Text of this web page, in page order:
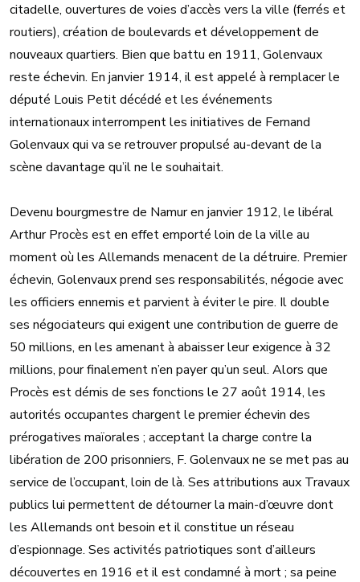
citadelle, ouvertures de voies d’accès vers la ville (ferrés et
routiers), création de boulevards et développement de
nouveaux quartiers. Bien que battu en 1911, Golenvaux
reste échevin. En janvier 1914, il est appelé à remplacer le
député Louis Petit décédé et les événements
internationaux interrompent les initiatives de Fernand
Golenvaux qui va se retrouver propulsé au-devant de la
scène davantage qu’il ne le souhaitait.
Devenu bourgmestre de Namur en janvier 1912, le libéral
Arthur Procès est en effet emporté loin de la ville au
moment où les Allemands menacent de la détruire. Premier
échevin, Golenvaux prend ses responsabilités, négocie avec
les officiers ennemis et parvient à éviter le pire. Il double
ses négociateurs qui exigent une contribution de guerre de
50 millions, en les amenant à abaisser leur exigence à 32
millions, pour finalement n’en payer qu’un seul. Alors que
Procès est démis de ses fonctions le 27 août 1914, les
autorités occupantes chargent le premier échevin des
prérogatives maïorales ; acceptant la charge contre la
libération de 200 prisonniers, F. Golenvaux ne se met pas au
service de l’occupant, loin de là. Ses attributions aux Travaux
publics lui permettent de détourner la main-d’œuvre dont
les Allemands ont besoin et il constitue un réseau
d’espionnage. Ses activités patriotiques sont d’ailleurs
découvertes en 1916 et il est condamné à mort ; sa peine